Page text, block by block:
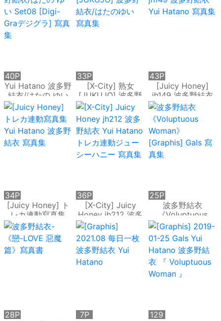
Yui Hatano 波多野
結衣/はたの ゆい
Set08 [Digi-Graデ
ジグラ] 寫真集
40P
[X-City] 熟女
[JUKUJO] 波多野
結衣/はたのゆい
寫真集
33P
[Juicy Honey]
jh149 波多野結衣
Yui Hatano 寫真集
43P
[Juicy Honey] ト
レカ連動寫真集
Yui Hatano 波多野
結衣 寫真集
34P
[X-City] Juicy
Honey jh212 波多
野結衣 Yui Hatano
トレカ連動ジュー
シーハニー 寫真集
36P
波多野結衣
《Voluptuous
Woman》
[Graphis] Gals 寫
真集
25P
28P
7P
129